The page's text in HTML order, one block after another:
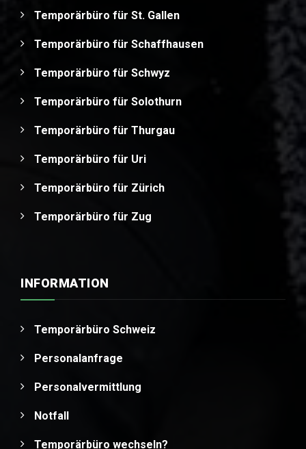
Temporärbüro für St. Gallen
Temporärbüro für Schaffhausen
Temporärbüro für Schwyz
Temporärbüro für Solothurn
Temporärbüro für Thurgau
Temporärbüro für Uri
Temporärbüro für Zürich
Temporärbüro für Zug
INFORMATION
Temporärbüro Schweiz
Personalanfrage
Personalvermittlung
Notfall
Temporärbüro wechseln?